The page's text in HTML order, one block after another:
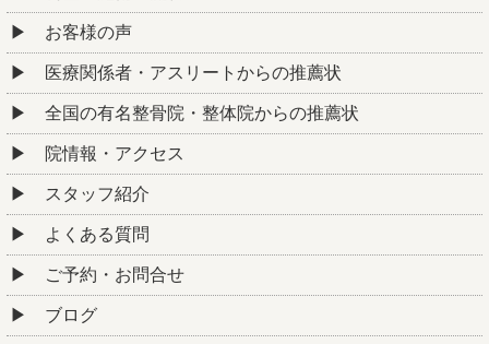
お客様の声
医療関係者・アスリートからの推薦状
全国の有名整骨院・整体院からの推薦状
院情報・アクセス
スタッフ紹介
よくある質問
ご予約・お問合せ
ブログ